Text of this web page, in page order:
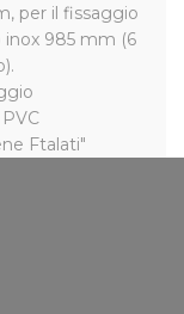
per il fissaggio
985 mm (6
Ftalati"